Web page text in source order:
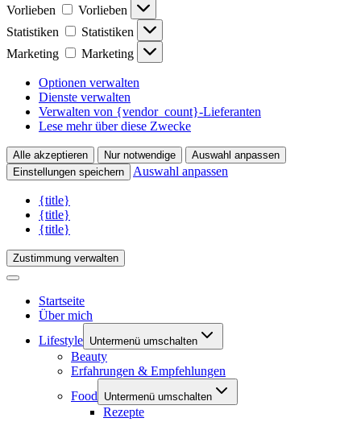
Vorlieben
Vorlieben
Statistiken
Statistiken
Marketing
Marketing
Optionen verwalten
Dienste verwalten
Verwalten von {vendor_count}-Lieferanten
Lese mehr über diese Zwecke
Alle akzeptieren Nur notwendige
Auswahl anpassen
Einstellungen speichern
Auswahl anpassen
{title}
{title}
{title}
Zustimmung verwalten
Startseite
Über mich
Lifestyle Untermenü umschalten
Beauty
Erfahrungen & Empfehlungen
Food
Untermenü umschalten
Rezepte